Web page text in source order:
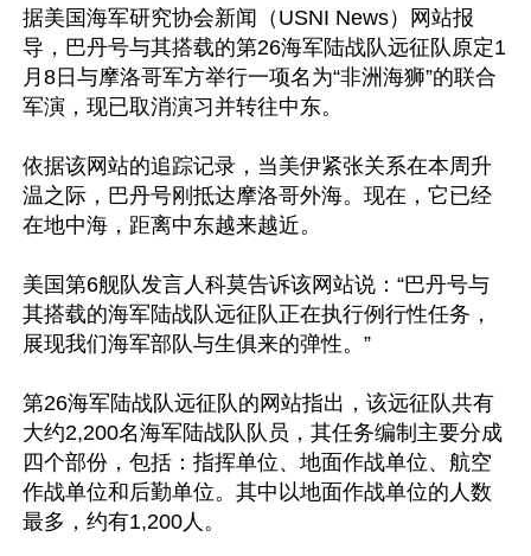
据美国海军研究协会新闻（USNI News）网站报
导，巴丹号与其搭载的第26海军陆战队远征队原定1
月8日与摩洛哥军方举行一项名为“非洲海狮”的联合
军演，现已取消演习并转往中东。
依据该网站的追踪记录，当美伊紧张关系在本周升
温之际，巴丹号刚抵达摩洛哥外海。现在，它已经
在地中海，距离中东越来越近。
美国第6舰队发言人科莫告诉该网站说：“巴丹号与
其搭载的海军陆战队远征队正在执行例行性任务，
展现我们海军部队与生俱来的弹性。”
第26海军陆战队远征队的网站指出，该远征队共有
大约2,200名海军陆战队队员，其任务编制主要分成
四个部份，包括：指挥单位、地面作战单位、航空
作战单位和后勤单位。其中以地面作战单位的人数
最多，约有1,200人。